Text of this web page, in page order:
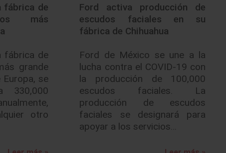
fábrica de
más
fábrica de
grande
se
330,000
otro
Ford activa producción de
escudos faciales en su
fábrica de Chihuahua
Ford de México se une a la
lucha contra el COVID-19 con
la producción de 100,000
escudos faciales. La
producción de escudos
faciales se designará para
apoyar a los servicios…